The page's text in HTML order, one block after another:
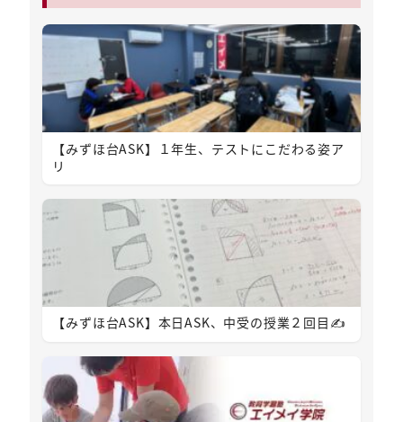
【みずほ台ASK】１年生、テストにこだわる姿ア
リ
【みずほ台ASK】本日ASK、中受の授業２回目✍